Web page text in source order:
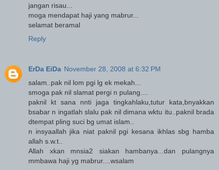
jangan risau...
moga mendapat haji yang mabrur...
selamat beramal
Reply
ErDa EiDa November 28, 2008 at 6:32 PM
salam..pak nil lom pgi lg ek mekah...
smoga pak nil slamat pergi n pulang....
paknil kt sana nnti jaga tingkahlaku,tutur kata,bnyakkan
bsabar n ingatlah slalu pak nil dimana wktu itu..paknil brada
dtempat pling suci bg umat islam..
n insyaallah jika niat paknil pgi kesana ikhlas sbg hamba
allah s.w.t..
Allah xkan mnsia2 siakan hambanya...dan pulangnya
mmbawa haji yg mabrur....wsalam